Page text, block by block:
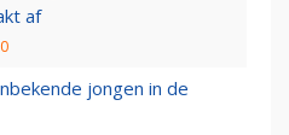
af
jongen in de